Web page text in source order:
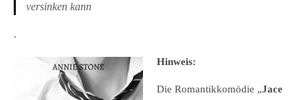
versinken kann
.
Hinweis:
Die Romantikkomödie „Jace